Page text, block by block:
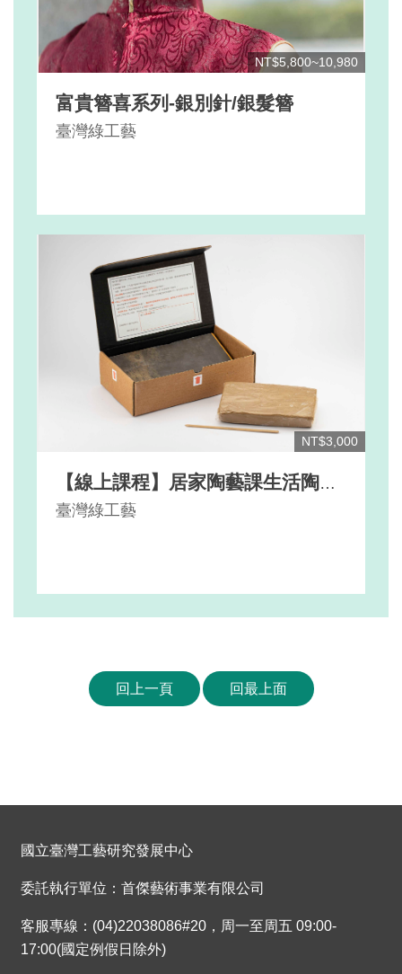
NT$5,800~10,980
富貴簪喜系列-銀別針/銀髮簪
臺灣綠工藝
NT$3,000
【線上課程】居家陶藝課生活陶體
驗 手捏陶盤
臺灣綠工藝
回上一頁 回最上面
國立臺灣工藝研究發展中心
委託執行單位：首傑藝術事業有限公司
客服專線：(04)22038086#20，周一至周五 09:00-
17:00(國定例假日除外)